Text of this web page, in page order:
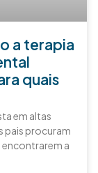
a terapia
quais
em altas
pais procuram
a